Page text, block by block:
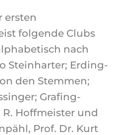
ersten
folgende Clubs
nach
Steinharter; Erding-
den Stemmen;
Grafing-
Hoffmeister und
Prof. Dr. Kurt